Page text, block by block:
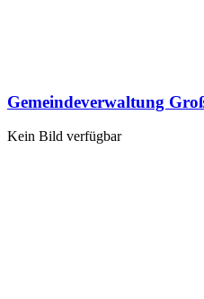
Gemeindeverwaltung
Kein Bild verfügbar